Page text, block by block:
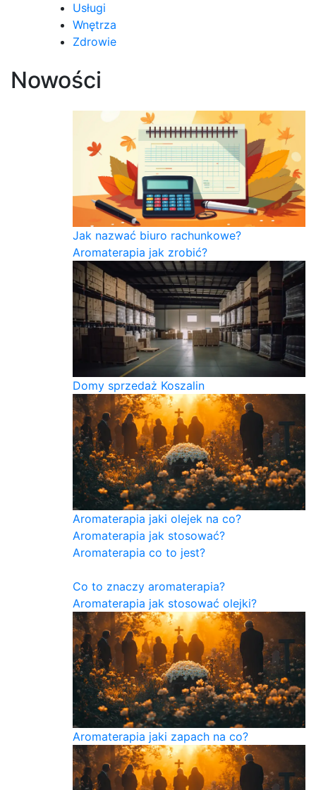
Usługi
Wnętrza
Zdrowie
Nowości
Jak nazwać biuro rachunkowe?
Aromaterapia jak zrobić?
Domy sprzedaż Koszalin
Aromaterapia jaki olejek na co?
Aromaterapia jak stosować?
Aromaterapia co to jest?
Co to znaczy aromaterapia?
Aromaterapia jak stosować olejki?
Aromaterapia jaki zapach na co?